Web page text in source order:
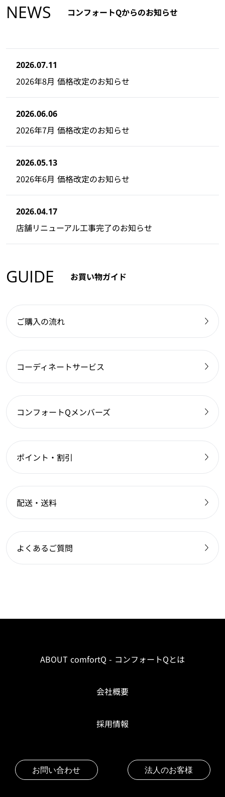
NEWS コンフォートQからのお知らせ
2026.07.11
2026年8月 価格改定のお知らせ
2026.06.06
2026年7月 価格改定のお知らせ
2026.05.13
2026年6月 価格改定のお知らせ
2026.04.17
店舗リニューアル工事完了のお知らせ
GUIDE お買い物ガイド
ご購入の流れ
コーディネートサービス
コンフォートQメンバーズ
ポイント・割引
配送・送料
よくあるご質問
ABOUT comfortQ - コンフォートQとは
会社概要
採用情報
お問い合わせ 法人のお客様